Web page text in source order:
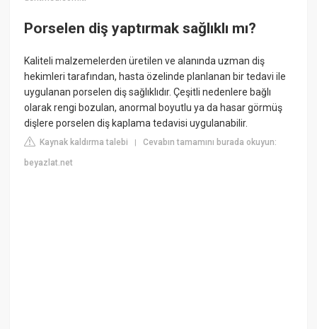
Porselen diş yaptırmak sağlıklı mı?
Kaliteli malzemelerden üretilen ve alanında uzman diş
hekimleri tarafından, hasta özelinde planlanan bir tedavi ile
uygulanan porselen diş sağlıklıdır. Çeşitli nedenlere bağlı
olarak rengi bozulan, anormal boyutlu ya da hasar görmüş
dişlere porselen diş kaplama tedavisi uygulanabilir.
Kaynak kaldırma talebi |Cevabın tamamını burada okuyun:
beyazlat.net